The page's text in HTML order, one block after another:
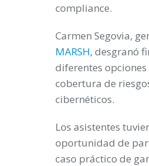
compliance.
Carmen Segovia,
MARSH, desgranó
diferentes opciones
cobertura de
cibernéticos.
Los asistentes
oportunidad de
caso práctico de